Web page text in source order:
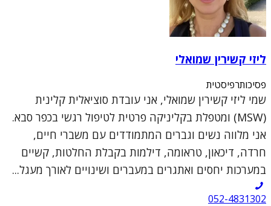
ליזי קשירין שמואלי
פסיכותרפיסטית
שמי ליזי קשירין שמואלי, אני עובדת סוציאלית קלינית
(MSW) ומטפלת בקליניקה פרטית לטיפול רגשי בכפר סבא.
אני מלווה נשים וגברים המתמודדים עם משברי חיים,
חרדה, דיכאון, טראומה, דילמות בקבלת החלטות, קשיים
במערכות יחסים ואתגרים במעברים ושינויים לאורך מעגל...
052-4831302